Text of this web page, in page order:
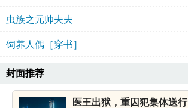
虫族之元帅夫夫
饲养人偶［穿书］
封面推荐
医王出狱，重囚犯集体送行